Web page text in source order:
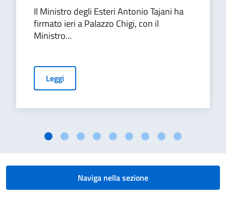
Il Ministro degli Esteri Antonio Tajani ha
firmato ieri a Palazzo Chigi, con il
Ministro...
Leggi
Naviga nella sezione